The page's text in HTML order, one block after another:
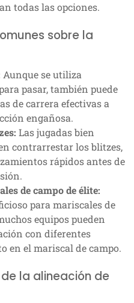
todas las opciones.
sobre la
Aunque se utiliza
pasar, también puede
de carrera efectivas a
engañosa.
Las jugadas bien
contrarrestar los blitzes,
rápidos antes de
de campo de élite:
para mariscales de
equipos pueden
con diferentes
en el mariscal de campo.
la alineación de